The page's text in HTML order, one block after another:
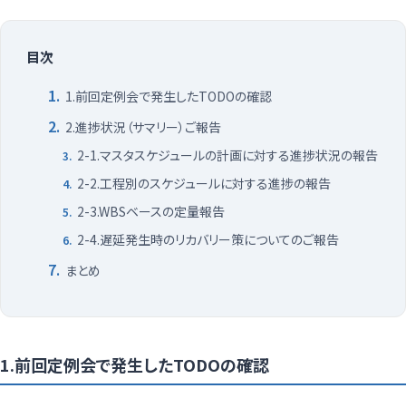
目次
1.前回定例会で発生したTODOの確認
2.進捗状況（サマリー）ご報告
2-1.マスタスケジュールの計画に対する進捗状況の報告
2-2.工程別のスケジュールに対する進捗の報告
2-3.WBSベースの定量報告
2-4.遅延発生時のリカバリー策についてのご報告
まとめ
1.前回定例会で発生したTODOの確認